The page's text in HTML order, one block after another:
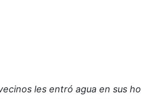
les entró agua en sus